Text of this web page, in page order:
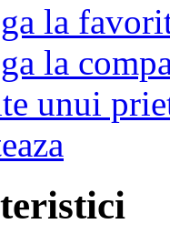
la
la
unui